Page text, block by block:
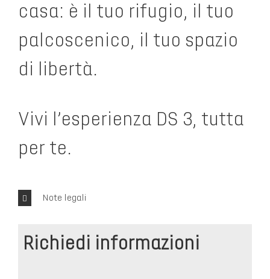
casa: è il tuo rifugio, il tuo
palcoscenico, il tuo spazio
di libertà.
Vivi l’esperienza DS 3, tutta
per te.
Note legali
Richiedi informazioni